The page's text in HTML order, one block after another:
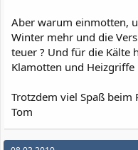
Aber warum einmotten,
Winter mehr und die
teuer ? Und für die Kälte
Klamotten und Heizgriffe
Trotzdem viel Spaß beim
Tom